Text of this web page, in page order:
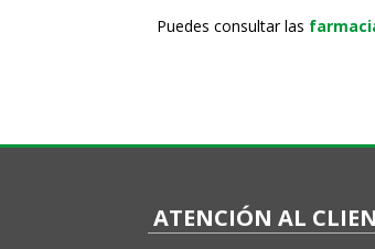
Puedes consultar las
ATENCIÓN AL